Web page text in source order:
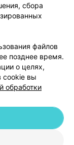
сбора
файлов
позднее время.
о целях,
cookie вы
обработки